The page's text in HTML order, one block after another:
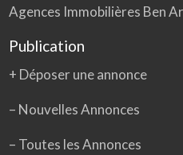
Agences Immobilières Ben
Publication
+ Déposer une annonce
– Nouvelles Annonces
– Toutes les Annonces